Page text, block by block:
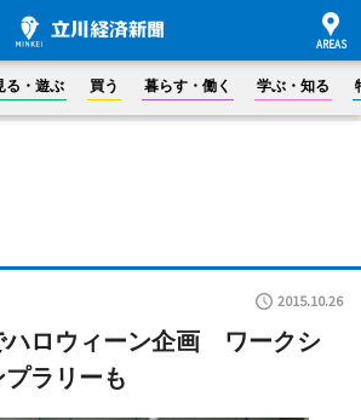
る・遊ぶ 買う 暮らす・働く 学ぶ・知る
2015.10.26
ハロウィーン企画 ワークシ
ラリーも